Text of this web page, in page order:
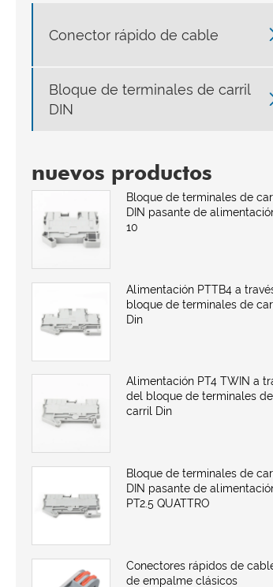
Conector rápido de cable
Bloque de terminales de carril
DIN
nuevos productos
Bloque de terminales de
DIN pasante de
10
Alimentación PTTB4 a
bloque de terminales de
Din
Alimentación PT4 TWIN a
del bloque de terminales de
carril Din
Bloque de terminales de
DIN pasante de
PT2.5 QUATTRO
Conectores rápidos de
de empalme clásicos